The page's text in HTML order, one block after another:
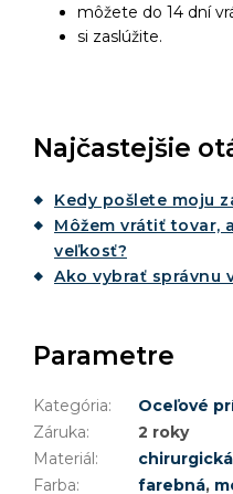
môžete do 14 dní
si zaslúžite.
Najčastejšie
Kedy pošlete moju
Môžem vrátiť tovar,
veľkosť?
Ako vybrať správnu
Parametre
Kategória:
Oceľové
Záruka:
2 roky
Materiál :
Farba: farebná,